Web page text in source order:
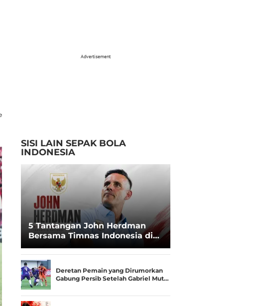
Advertisement
SISI LAIN SEPAK BOLA
INDONESIA
5 Tantangan John Herdman
Bersama Timnas Indonesia di
Spesialis Runner-up Menjadi
Juara
Deretan Pemain yang Dirumorkan
Gabung Persib Setelah Gabriel Mut…